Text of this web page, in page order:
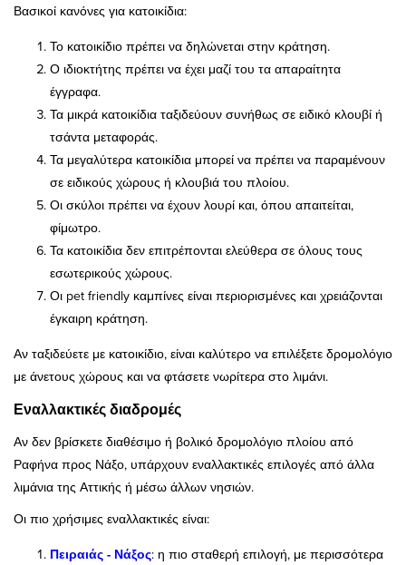
Βασικοί κανόνες για κατοικίδια:
Το κατοικίδιο πρέπει να δηλώνεται στην κράτηση.
Ο ιδιοκτήτης πρέπει να έχει μαζί του τα απαραίτητα
έγγραφα.
Τα μικρά κατοικίδια ταξιδεύουν συνήθως σε ειδικό κλουβί ή
τσάντα μεταφοράς.
Τα μεγαλύτερα κατοικίδια μπορεί να πρέπει να παραμένουν
σε ειδικούς χώρους ή κλουβιά του πλοίου.
Οι σκύλοι πρέπει να έχουν λουρί και, όπου απαιτείται,
φίμωτρο.
Τα κατοικίδια δεν επιτρέπονται ελεύθερα σε όλους τους
εσωτερικούς χώρους.
Οι pet friendly καμπίνες είναι περιορισμένες και χρειάζονται
έγκαιρη κράτηση.
Αν ταξιδεύετε με κατοικίδιο, είναι καλύτερο να επιλέξετε δρομολόγιο
με άνετους χώρους και να φτάσετε νωρίτερα στο λιμάνι.
Εναλλακτικές διαδρομές
Αν δεν βρίσκετε διαθέσιμο ή βολικό δρομολόγιο πλοίου από
Ραφήνα προς Νάξο, υπάρχουν εναλλακτικές επιλογές από άλλα
λιμάνια της Αττικής ή μέσω άλλων νησιών.
Οι πιο χρήσιμες εναλλακτικές είναι:
Πειραιάς - Νάξος: η πιο σταθερή επιλογή, με περισσότερα